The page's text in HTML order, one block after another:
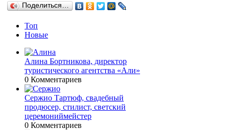
Поделиться…
Топ
Новые
Алина Бортникова, директор
туристического агентства «Али»
0 Комментариев
Сержио Тартюф, свадебный
продюсер, стилист, светский
церемониймейстер
0 Комментариев